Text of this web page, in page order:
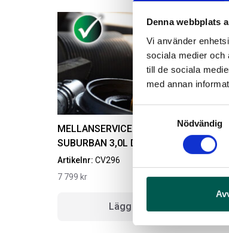
Denna webbplats
Vi använder
sociala medier och
till de sociala
med annan
Samtyckesval
Nödvändig
MELLANSERVICE CHEVROLET
SUBURBAN 3,0L DURAMAX DIESEL 21-
Artikelnr: CV296
7 799 kr
Lägg i varukorg